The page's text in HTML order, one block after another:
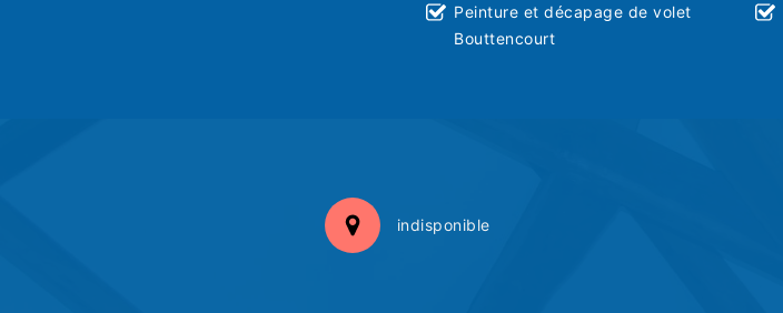
Peinture et décapage de volet
Bouttencourt
indisponible